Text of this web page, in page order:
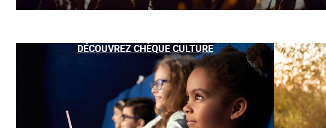
DÉCOUVREZ CHÈQUE CULTURE